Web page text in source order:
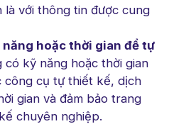
với thông tin được cung
hoặc thời gian để tự
có kỹ năng hoặc thời gian
công cụ tự thiết kế, dịch
gian và đảm bảo trang
chuyên nghiệp.